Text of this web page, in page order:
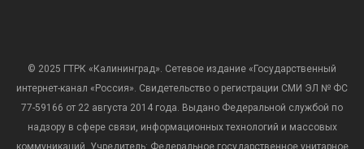
© 2025 ГТРК «Калининград». Сетевое издание «Государственный
интернет-канал «Россия». Свидетельство о регистрации СМИ ЭЛ № ФС
77-59166 от 22 августа 2014 года. Выдано Федеральной службой по
надзору в сфере связи, информационных технологий и массовых
коммуникаций. Учредитель: Федеральное государственное унитарное